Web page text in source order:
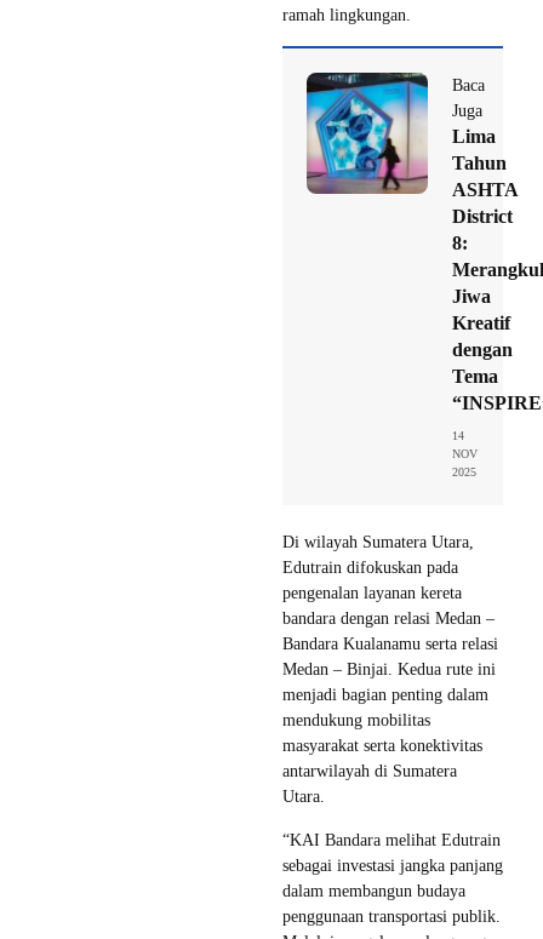
ramah lingkungan.
Baca
Juga
Lima
Tahun
ASHTA
District
8:
Merangkul
Jiwa
Kreatif
dengan
Tema
14
NOV
2025
Di wilayah Sumatera Utara,
Edutrain difokuskan pada
pengenalan layanan kereta
bandara dengan relasi Medan –
Bandara Kualanamu serta relasi
Medan – Binjai. Kedua rute ini
menjadi bagian penting dalam
mendukung mobilitas
masyarakat serta konektivitas
antarwilayah di Sumatera
Utara.
“KAI Bandara melihat Edutrain
sebagai investasi jangka panjang
dalam membangun budaya
penggunaan transportasi publik.